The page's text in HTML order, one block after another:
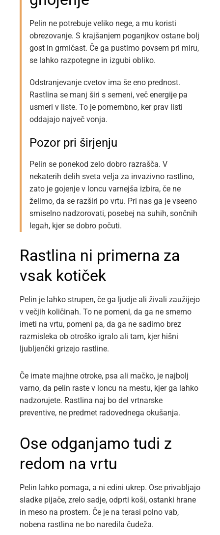
Pelin ne potrebuje veliko nege, a mu koristi
obrezovanje. S krajšanjem poganjkov ostane bolj
gost in grmičast. Če ga pustimo povsem pri miru,
se lahko razpotegne in izgubi obliko.
Odstranjevanje cvetov ima še eno prednost.
Rastlina se manj širi s semeni, več energije pa
usmeri v liste. To je pomembno, ker prav listi
oddajajo največ vonja.
Pozor pri širjenju
Pelin se ponekod zelo dobro razrašča. V
nekaterih delih sveta velja za invazivno rastlino,
zato je gojenje v loncu varnejša izbira, če ne
želimo, da se razširi po vrtu. Pri nas ga je vseeno
smiselno nadzorovati, posebej na suhih, sončnih
legah, kjer se dobro počuti.
Rastlina ni primerna za
vsak kotiček
Pelin je lahko strupen, če ga ljudje ali živali zaužijejo
v večjih količinah. To ne pomeni, da ga ne smemo
imeti na vrtu, pomeni pa, da ga ne sadimo brez
razmisleka ob otroško igralo ali tam, kjer hišni
ljubljenčki grizejo rastline.
Če imate majhne otroke, psa ali mačko, je najbolj
varno, da pelin raste v loncu na mestu, kjer ga lahko
nadzorujete. Rastlina naj bo del vrtnarske
preventive, ne predmet radovednega okušanja.
Ose odganjamo tudi z
redom na vrtu
Pelin lahko pomaga, a ni edini ukrep. Ose privabljajo
sladke pijače, zrelo sadje, odprti koši, ostanki hrane
in meso na prostem. Če je na terasi polno vab,
nobena rastlina ne bo naredila čudeža.